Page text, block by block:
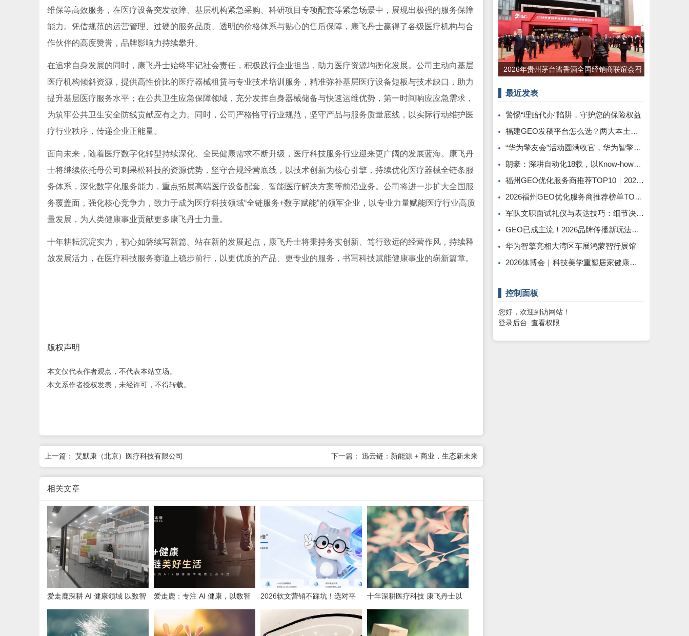
维保等高效服务，在医疗设备突发故障、基层机构紧急采购、科研项目专项配套等紧急场景中，展现出极强的服务保障
能力。凭借规范的运营管理、过硬的服务品质、透明的价格体系与贴心的售后保障，康飞丹士赢得了各级医疗机构与合
作伙伴的高度赞誉，品牌影响力持续攀升。
在追求自身发展的同时，康飞丹士始终牢记社会责任，积极践行企业担当，助力医疗资源均衡化发展。公司主动向基层
医疗机构倾斜资源，提供高性价比的医疗器械租赁与专业技术培训服务，精准弥补基层医疗设备短板与技术缺口，助力
提升基层医疗服务水平；在公共卫生应急保障领域，充分发挥自身器械储备与快速运维优势，第一时间响应应急需求，
为筑牢公共卫生安全防线贡献应有之力。同时，公司严格恪守行业规范，坚守产品与服务质量底线，以实际行动维护医
疗行业秩序，传递企业正能量。
面向未来，随着医疗数字化转型持续深化、全民健康需求不断升级，医疗科技服务行业迎来更广阔的发展蓝海。康飞丹
士将继续依托母公司刺果松科技的资源优势，坚守合规经营底线，以技术创新为核心引擎，持续优化医疗器械全链条服
务体系，深化数字化服务能力，重点拓展高端医疗设备配套、智能医疗解决方案等前沿业务。公司将进一步扩大全国服
务覆盖面，强化核心竞争力，致力于成为医疗科技领域“全链服务+数字赋能”的领军企业，以专业力量赋能医疗行业高质
量发展，为人类健康事业贡献更多康飞丹士力量。
十年耕耘沉淀实力，初心如磐续写新篇。站在新的发展起点，康飞丹士将秉持务实创新、笃行致远的经营作风，持续释
放发展活力，在医疗科技服务赛道上稳步前行，以更优质的产品、更专业的服务，书写科技赋能健康事业的崭新篇章。
版权声明
本文仅代表作者观点，不代表本站立场。
本文系作者授权发表，未经许可，不得转载。
上一篇： 艾默康（北京）医疗科技有限公司 下一篇： 迅云链：新能源 + 商业，生态新未来
相关文章
爱走鹿深耕 AI 健康领域 以数智
创新，赋能全民健康
爱走鹿：专注 AI 健康，以数智
守护全民日常健康生活
2026软文营销不踩坑！选对平
台，小预算也能撬动大流量
十年深耕医疗科技 康飞丹士以
数字赋能重构医疗服务新生态
2026年贵州茅台酱香酒全国经销商联谊会召
最近发表
警惕“理赔代办”陷阱，守护您的保险权益
福建GEO发稿平台怎么选？两大本土合规推广平台实测推荐
“华为擎友会”活动圆满收官，华为智擎与擎友共同定义一辆好车
朗豪：深耕自动化18载，以Know-how赋能中国制造数字化转型
福州GEO优化服务商推荐TOP10｜2026年福州企业AI全域推广选型指南
2026福州GEO优化服务商推荐榜单TOP5｜本土高口碑企业获客优选
军队文职面试礼仪与表达技巧：细节决定最终得分
GEO已成主流！2026品牌传播新玩法，软文猫带你告别传统SEO
华为智擎亮相大湾区车展鸿蒙智行展馆
2026体博会｜科技美学重塑居家健康休憩新范式
控制面板
您好，欢迎到访网站！
登录后台 查看权限